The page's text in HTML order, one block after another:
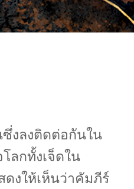
ง​ลง​ติด​ต่อ​กัน​ใน
ลก​ทั้ง​เจ็ด​ใน​
ง​ให้​เห็น​ว่า​คัมภีร์​